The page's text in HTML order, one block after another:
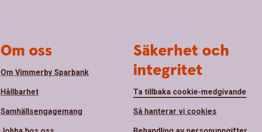
Om oss
Om Vimmerby Sparbank
Hållbarhet
Samhällsengagemang
Säkerhet och
integritet
Ta tillbaka cookie-medgivande
Så hanterar vi cookies